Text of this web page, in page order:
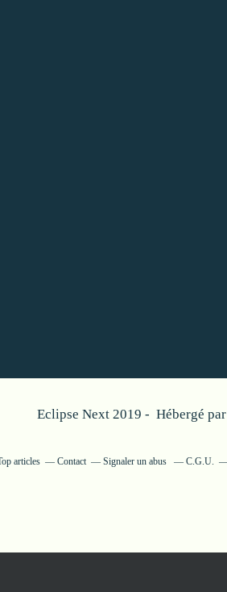
Eclipse Next 2019 - Hébergé par
articles Contact Signaler un abus C.G.U.